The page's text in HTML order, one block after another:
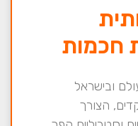
חכמות
ובישראל
הצורך